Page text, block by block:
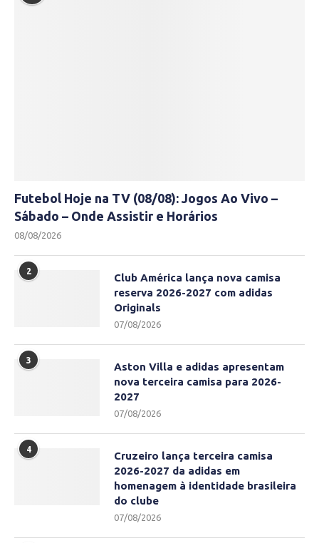
Futebol Hoje na TV (08/08): Jogos Ao Vivo –
Sábado – Onde Assistir e Horários
08/08/2026
2
Club América lança nova camisa
reserva 2026-2027 com adidas
Originals
07/08/2026
3
Aston Villa e adidas apresentam
nova terceira camisa para 2026-
2027
07/08/2026
4
Cruzeiro lança terceira camisa
2026-2027 da adidas em
homenagem à identidade brasileira
do clube
07/08/2026